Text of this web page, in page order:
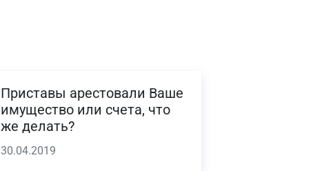
Приставы арестовали Ваше
имущество или счета, что
же делать?
30.04.2019